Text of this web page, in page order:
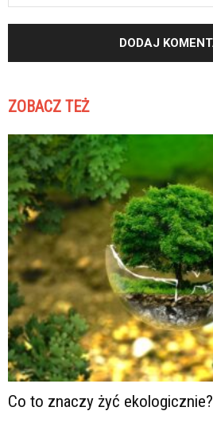
ZOBACZ TEŻ
Co to znaczy żyć ekologicznie?